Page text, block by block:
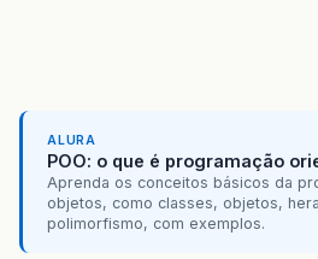
ALURA
POO: o que é programação
Aprenda os conceitos básicos da
objetos, como classes, objetos,
polimorfismo, com exemplos.